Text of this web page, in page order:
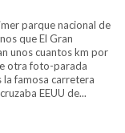
parque nacional de
que El Gran
unos cuantos km por
otra foto-parada
la famosa carretera
EEUU de...